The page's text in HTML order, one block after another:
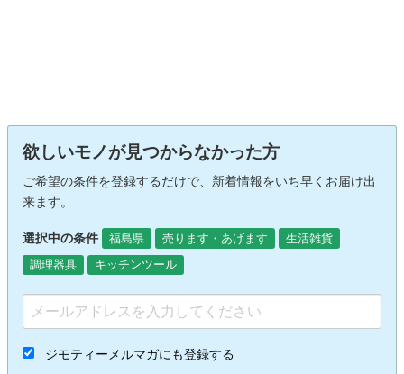
欲しいモノが見つからなかった方
ご希望の条件を登録するだけで、新着情報をいち早くお届け出
来ます。
選択中の条件 福島県 売ります・あげます
生活雑貨
調理器具
キッチンツール
ジモティーメルマガにも登録する